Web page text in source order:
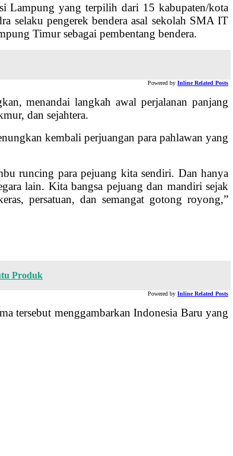
Lampung yang terpilih dari 15 kabupaten/kota
selaku pengerek bendera asal sekolah SMA IT
Timur sebagai pembentang bendera.
Powered by Inline Related Posts
menandai langkah awal perjalanan panjang
dan sejahtera.
kembali perjuangan para pahlawan yang
runcing para pejuang kita sendiri. Dan hanya
lain. Kita bangsa pejuang dan mandiri sejak
persatuan, dan semangat gotong royong,”
Produk
Powered by Inline Related Posts
tersebut menggambarkan Indonesia Baru yang